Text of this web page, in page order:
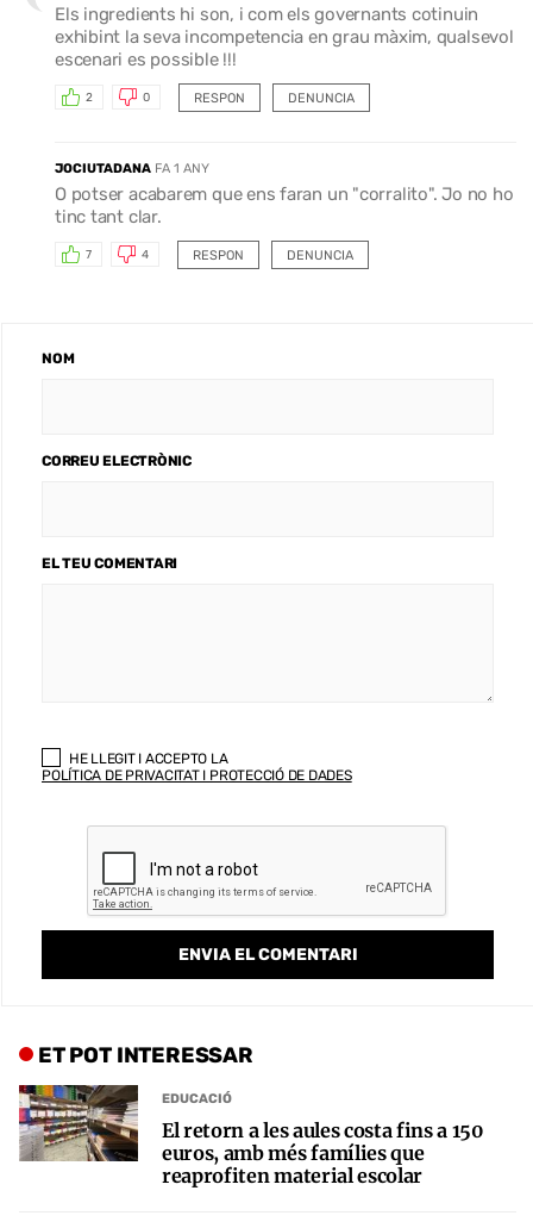
Els ingredients hi son, i com els governants cotinuin
exhibint la seva incompetencia en grau màxim, qualsevol
escenari es possible !!!
RESPON
2 0 DENUNCIA
JOCIUTADANA FA 1 ANY
O potser acabarem que ens faran un "corralito". Jo no ho
tinc tant clar.
RESPON
7 4 DENUNCIA
NOM
CORREU ELECTRÒNIC
EL TEU COMENTARI
HE LLEGIT I ACCEPTO LA
POLÍTICA DE PRIVACITAT I PROTECCIÓ DE DADES
ET POT INTERESSAR
EDUCACIÓ
El retorn a les aules costa fins a 150
euros, amb més famílies que
reaprofiten material escolar